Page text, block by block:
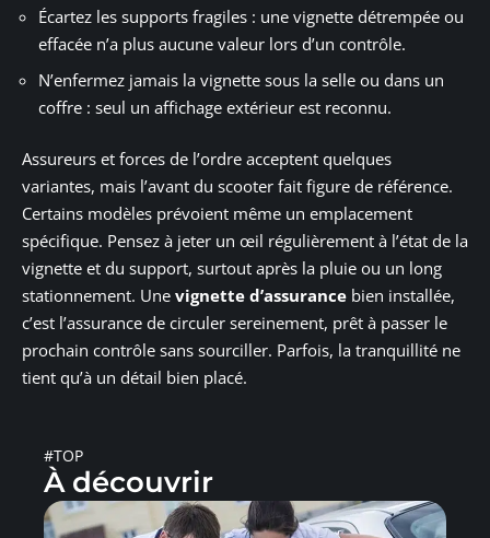
Écartez les supports fragiles : une vignette détrempée ou
effacée n’a plus aucune valeur lors d’un contrôle.
N’enfermez jamais la vignette sous la selle ou dans un
coffre : seul un affichage extérieur est reconnu.
Assureurs et forces de l’ordre acceptent quelques
variantes, mais l’avant du scooter fait figure de référence.
Certains modèles prévoient même un emplacement
spécifique. Pensez à jeter un œil régulièrement à l’état de la
vignette et du support, surtout après la pluie ou un long
stationnement. Une vignette d’assurance bien installée,
c’est l’assurance de circuler sereinement, prêt à passer le
prochain contrôle sans sourciller. Parfois, la tranquillité ne
tient qu’à un détail bien placé.
#TOP
À découvrir